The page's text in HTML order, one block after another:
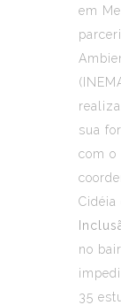
em
sua
com o
Cidéia
no
35